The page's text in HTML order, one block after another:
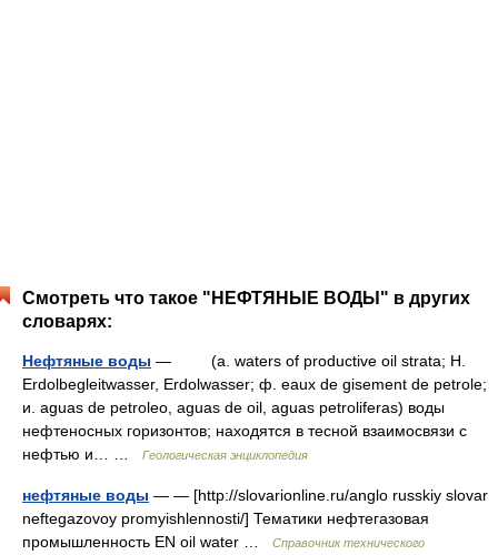
Смотреть что такое "НЕФТЯНЫЕ ВОДЫ" в других
словарях:
Нефтяные воды — (a. waters of productive oil strata; H.
Erdolbegleitwasser, Erdolwasser; ф. eaux de gisement de petrole;
и. aguas de petroleo, aguas de oil, aguas petroliferas) воды
нефтеносных горизонтов; находятся в тесной взаимосвязи c
нефтью и… …
Геологическая энциклопедия
нефтяные воды — — [http://slovarionline.ru/anglo russkiy slovar
neftegazovoy promyishlennosti/] Тематики нефтегазовая
промышленность EN oil water …
Справочник технического